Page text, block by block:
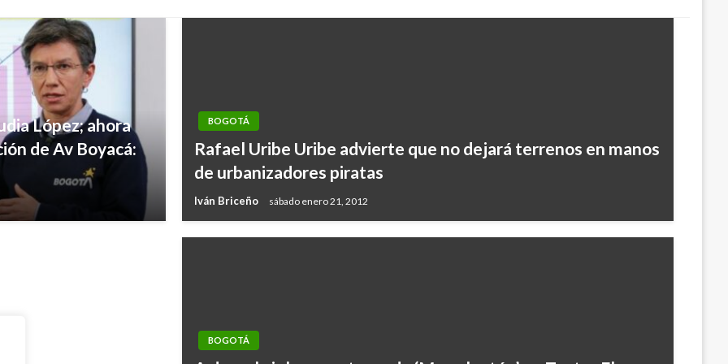
López; ahora
de Av Boyacá:
BOGOTÁ
Rafael Uribe Uribe advierte que no dejará terrenos en manos
de urbanizadores piratas
Iván Briceño sábado enero 21, 2012
mayores
BOGOTÁ